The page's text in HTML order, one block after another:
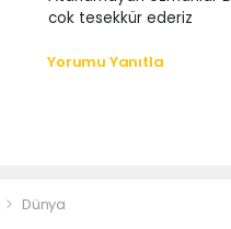
cok tesekkür ederiz
Yorumu Yanıtla
Dünya